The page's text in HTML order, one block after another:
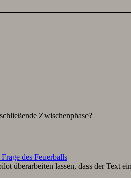
Zwischenphase?
des Feuerballs
überarbeiten lassen, dass der Text